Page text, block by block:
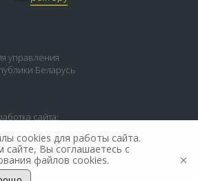
управления
Беларусь
сайта:
cookies для работы сайта.
сайте, Вы соглашаетесь с
файлов cookies.